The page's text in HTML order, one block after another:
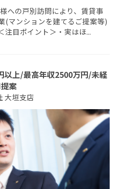
への戸別訪問により、賃貸事
(マンションを建てるご提案等)
注目ポイント＞・実はほ...
以上/最高年収2500万円/未経
案
大垣支店